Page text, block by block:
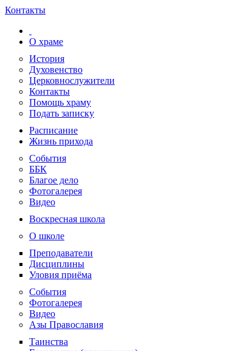
Контакты
О храме
История
Духовенство
Церковнослужители
Контакты
Помощь храму
Подать записку
Расписание
Жизнь прихода
События
ББК
Благое дело
Фотогалерея
Видео
Воскресная школа
О школе
Преподаватели
Дисциплины
Уловия приёма
События
Фотогалерея
Видео
Азы Православия
Таинства